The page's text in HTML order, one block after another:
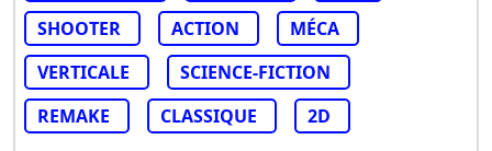
SHOOTER
ACTION
MÉCA
VERTICALE
SCIENCE-FICTION
REMAKE
CLASSIQUE 2D